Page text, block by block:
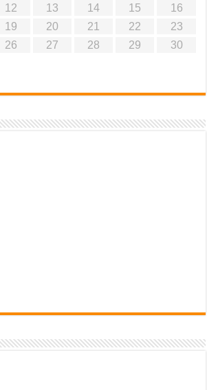
12 13 14 15
16
19 20 21 22
23
26 27 28 29
30